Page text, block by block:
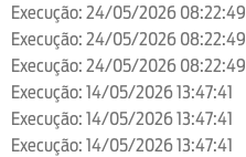
Execução: 24/05/2026 08:22:49
Execução: 24/05/2026 08:22:49
Execução: 24/05/2026 08:22:49
Execução: 14/05/2026 13:47:41
Execução: 14/05/2026 13:47:41
Execução: 14/05/2026 13:47:41